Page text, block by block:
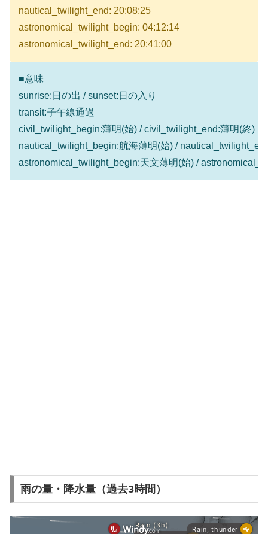
nautical_twilight_end: 20:08:25
astronomical_twilight_begin: 04:12:14
astronomical_twilight_end: 20:41:00
■意味
sunrise:日の出 / sunset:日の入り
transit:子午線通過
civil_twilight_begin:薄明(始) / civil_twilight_end:薄明(終)
nautical_twilight_begin:航海薄明(始) /
astronomical_twilight_begin:天文薄明(始) /
雨の量・降水量（過去3時間）